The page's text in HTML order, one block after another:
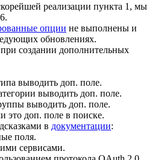
реализации пункта 1, мы
опции не выполнены и
обновлениях.
создании дополнительных
выводить доп. поле.
выводить доп. поле.
выводить доп. поле.
это доп. поле в поиске.
в документации:
поля.
сервисами.